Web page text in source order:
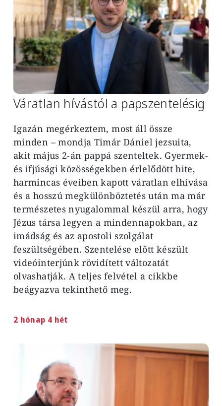
Váratlan hívástól a papszentelésig
Igazán megérkeztem, most áll össze
minden – mondja Timár Dániel jezsuita,
akit május 2-án pappá szenteltek. Gyermek-
és ifjúsági közösségekben érlelődött hite,
harmincas éveiben kapott váratlan elhívása
és a hosszú megkülönböztetés után ma már
természetes nyugalommal készül arra, hogy
Jézus társa legyen a mindennapokban, az
imádság és az apostoli szolgálat
feszültségében. Szentelése előtt készült
videóinterjúnk rövidített változatát
olvashatják. A teljes felvétel a cikkbe
beágyazva tekinthető meg.
2 hónap 4 hét